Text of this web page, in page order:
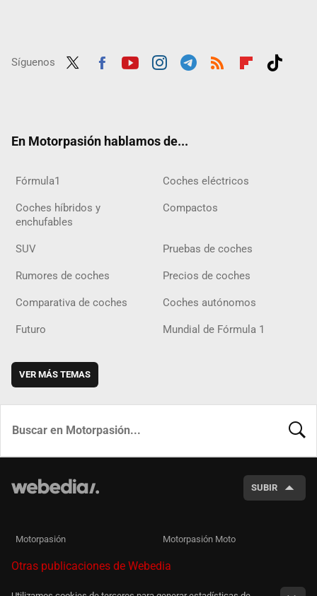
Síguenos
En Motorpasión hablamos de...
Fórmula1 Coches eléctricos
Coches híbridos y
enchufables
Compactos
SUV Pruebas de coches
Rumores de coches Precios de coches
Comparativa de coches Coches autónomos
Futuro Mundial de Fórmula 1
VER MÁS TEMAS
SUBIR
Motorpasión Motorpasión Moto
Otras publicaciones de Webedia